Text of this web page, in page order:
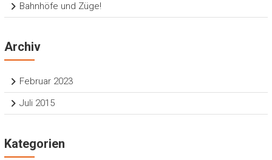
Bahnhöfe und Züge!
Archiv
Februar 2023
Juli 2015
Kategorien